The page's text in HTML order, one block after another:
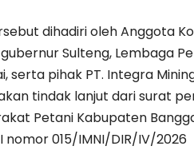
dihadiri oleh Anggota
Sulteng, Lembaga
serta pihak PT. Integra
tindak lanjut dari surat
Petani Kabupaten
nomor 015/IMNI/DIR/IV/2026